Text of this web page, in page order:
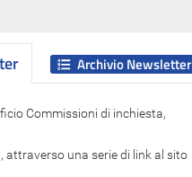
Commissioni di inchiesta,
attraverso una serie di link al sito
Archivio Newsletter